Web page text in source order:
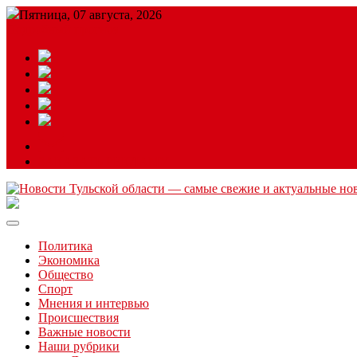
Пятница, 07 августа, 2026
Читайте последние новости дня в Тульской области на сайте
Политика
Экономика
Общество
Спорт
Мнения и интервью
Происшествия
Важные новости
Наши рубрики